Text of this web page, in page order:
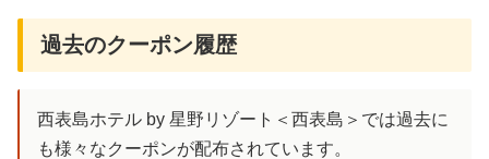
過去のクーポン履歴
西表島ホテル by 星野リゾート＜西表島＞では過去に
も様々なクーポンが配布されています。